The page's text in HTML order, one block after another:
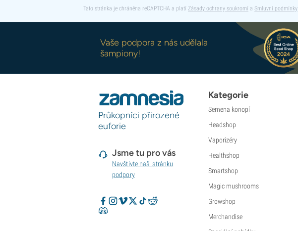
Tato stránka je chráněna reCAPTCHA a platí Zásady ochrany soukromí a Smluvní podmínky
Vaše podpora z nás udělala
šampiony!
Průkopníci přirozené
euforie
Jsme tu pro vás
Navštivte naši stránku
podpory
Kategorie
Semena konopí
Headshop
Vaporizéry
Healthshop
Smartshop
Magic mushrooms
Growshop
Merchandise